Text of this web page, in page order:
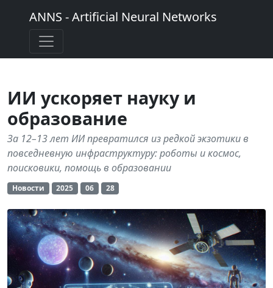
ANNS - Artificial Neural Networks
ИИ ускоряет науку и
образование
За 12–13 лет ИИ превратился из редкой экзотики в
повседневную инфраструктуру: роботы и космос,
поисковики, помощь в образовании
Новости 2025 06 28